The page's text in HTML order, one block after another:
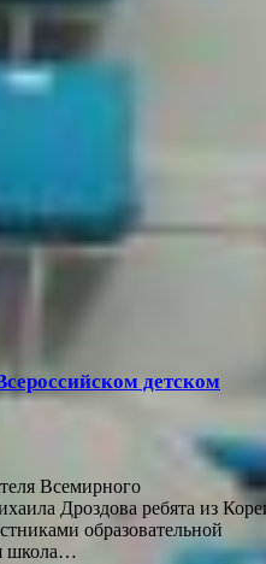
детском
Всемирного
Дроздова ребята из
образовательной
школа…